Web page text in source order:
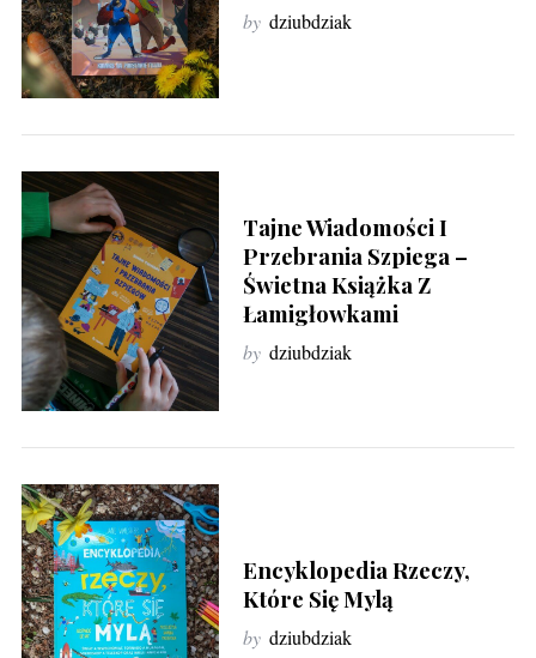
by dziubdziak
Tajne Wiadomości I
Przebrania Szpiega –
Świetna Książka Z
Łamigłowkami
by dziubdziak
Encyklopedia Rzeczy,
Które Się Mylą
by dziubdziak